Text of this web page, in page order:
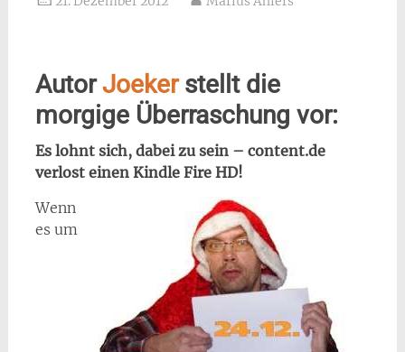
AutorJoekerstellt die
morgige Überraschung vor:
Es lohnt sich, dabei zu sein – content.de
verlost einen Kindle Fire HD!
Wenn
es um